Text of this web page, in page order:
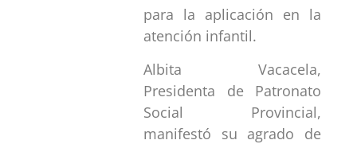
para la aplicación en la
atención infantil.
Albita Vacacela,
Presidenta de Patronato
Social Provincial,
manifestó su agrado de